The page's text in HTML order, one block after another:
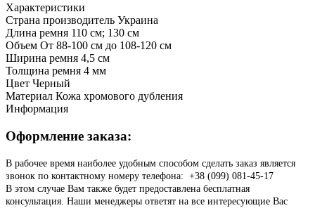
Характеристики
Страна производитель Украина
Длина ремня 110 см; 130 см
Объем От 88-100 см до 108-120 см
Ширина ремня 4,5 см
Толщина ремня 4 мм
Цвет Черный
Материал Кожа хромового дубления
Информация
Оформление заказа:
В рабочее время наиболее удобным способом сделать заказ является
звонок по контактному номеру телефона: +38 (099) 081-45-17
В этом случае Вам также будет предоставлена бесплатная
консультация. Наши менеджеры ответят на все интересующие Вас